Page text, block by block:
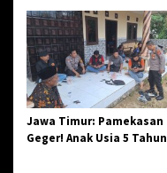
Penegasan Integritas
Aparatur Pendidikan dan
Birokrasi
Jawa Timur: Pamekasan
Geger! Anak Usia 5 Tahun